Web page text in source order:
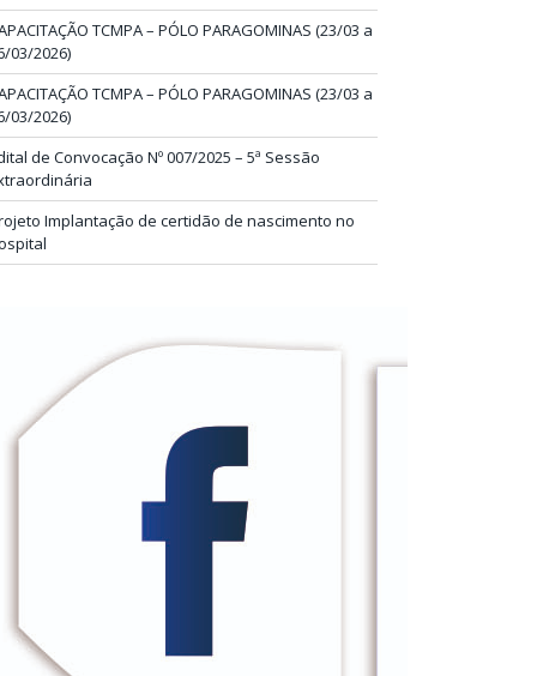
TCMPA – PÓLO PARAGOMINAS (23/03 a
03/2026)
TCMPA – PÓLO PARAGOMINAS (23/03 a
03/2026)
de Convocação Nº 007/2025 – 5ª Sessão
Implantação de certidão de nascimento no